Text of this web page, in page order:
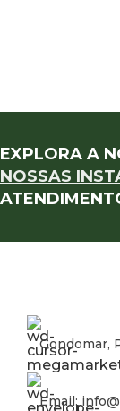
EXPLORA A
NOSSAS
Gondomar,
Email: